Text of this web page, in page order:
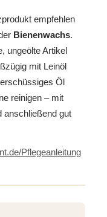
empfehlen
Bienenwachs.
ungeölte Artikel
mit Leinöl
Öl
reinigen – mit
anschließend gut
Pflegeanleitung